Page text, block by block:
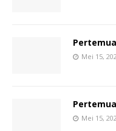
Mei 15,
Mei 15,